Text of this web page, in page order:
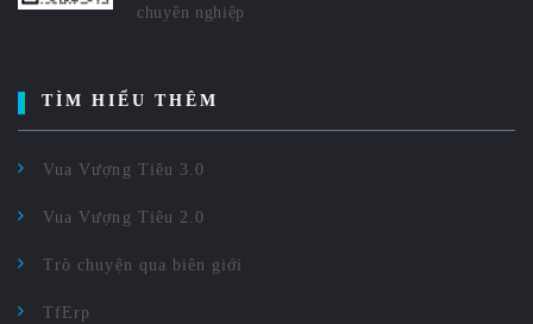
chuyên nghiệp
TÌM HIỂU THÊM
Vua Vượng Tiêu 3.0
Vua Vượng Tiêu 2.0
Trò chuyện qua biên giới
TfErp